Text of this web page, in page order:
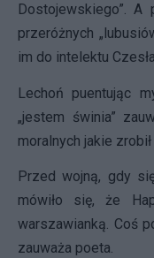
Dostojewskiego”.
przeróżnych
im do intelektu
Lechoń puentując
„jestem świnia”
moralnych jakie
Przed wojną, gdy
mówiło się, że
warszawianką. Coś
zauważa poeta.